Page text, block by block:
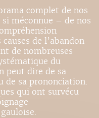
complet de nos
méconnue – de nos
de l’abandon
de nombreuses
du
peut dire de sa
de sa prononciation.
qui ont survécu